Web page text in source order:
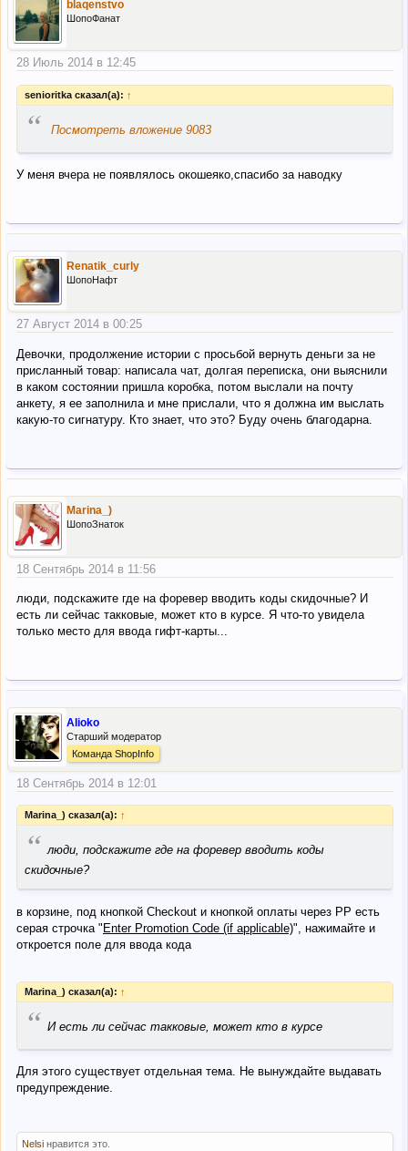
blaqenstvo
ШопоФанат
28 Июль 2014 в 12:45
senioritka сказал(а): ↑
“ Посмотреть вложение 9083
У меня вчера не появлялось окошеяко,спасибо за наводку
Renatik_curly
ШопоНафт
27 Август 2014 в 00:25
Девочки, продолжение истории с просьбой вернуть деньги за не
присланный товар: написала чат, долгая переписка, они выяснили
в каком состоянии пришла коробка, потом выслали на почту
анкету, я ее заполнила и мне прислали, что я должна им выслать
какую-то сигнатуру. Кто знает, что это? Буду очень благодарна.
Marina_)
ШопоЗнаток
18 Сентябрь 2014 в 11:56
люди, подскажите где на форевер вводить коды скидочные? И
есть ли сейчас такковые, может кто в курсе. Я что-то увидела
только место для ввода гифт-карты...
Alioko
Старший модератор
Команда ShopInfo
18 Сентябрь 2014 в 12:01
Marina_) сказал(а): ↑
“ люди, подскажите где на форевер вводить коды
скидочные?
в корзине, под кнопкой Checkout и кнопкой оплаты через РР есть
серая строчка "Enter Promotion Code (if applicable)", нажимайте и
откроется поле для ввода кода
Marina_) сказал(а): ↑
“ И есть ли сейчас такковые, может кто в курсе
Для этого существует отдельная тема. Не вынуждайте выдавать
предупреждение.
Nelsi нравится это.